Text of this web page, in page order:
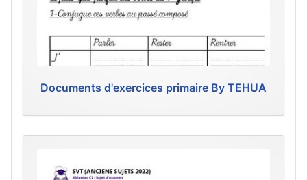
Documents d'exercices primaire By TEHUA